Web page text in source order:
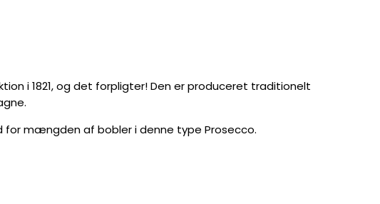
i 1821, og det forpligter! Den er produceret traditionelt
for mængden af bobler i denne type Prosecco.